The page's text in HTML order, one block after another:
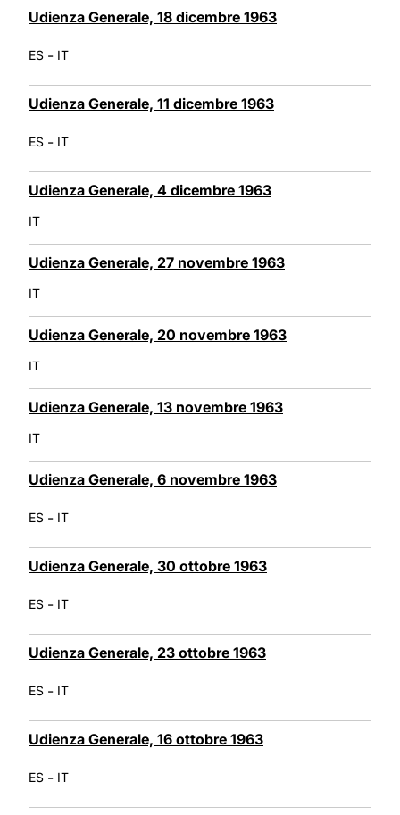
Udienza Generale, 18 dicembre 1963
ES - IT
Udienza Generale, 11 dicembre 1963
ES - IT
Udienza Generale, 4 dicembre 1963
IT
Udienza Generale, 27 novembre 1963
IT
Udienza Generale, 20 novembre 1963
IT
Udienza Generale, 13 novembre 1963
IT
Udienza Generale, 6 novembre 1963
ES - IT
Udienza Generale, 30 ottobre 1963
ES - IT
Udienza Generale, 23 ottobre 1963
ES - IT
Udienza Generale, 16 ottobre 1963
ES - IT